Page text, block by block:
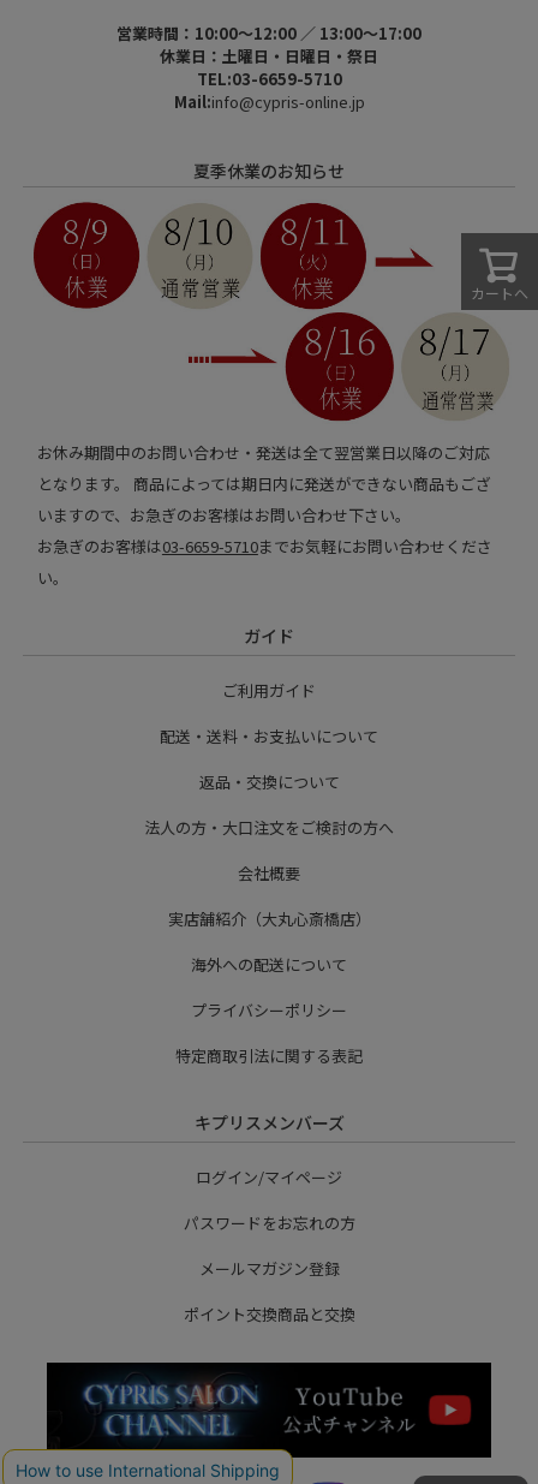
カートへ
営業時間：10:00～12:00 ／ 13:00～17:00
休業日：土曜日・日曜日・祭日
TEL:03-6659-5710
Mail:info@cypris-online.jp
夏季休業のお知らせ
お休み期間中のお問い合わせ・発送は全て翌営業日以降のご対応
となります。 商品によっては期日内に発送ができない商品もござ
いますので、お急ぎのお客様はお問い合わせ下さい。
お急ぎのお客様は03-6659-5710までお気軽にお問い合わせくださ
い。
ガイド
ご利用ガイド
配送・送料・お支払いについて
返品・交換について
法人の方・大口注文をご検討の方へ
会社概要
実店舗紹介（大丸心斎橋店）
海外への配送について
プライバシーポリシー
特定商取引法に関する表記
キプリスメンバーズ
ログイン/マイページ
パスワードをお忘れの方
メールマガジン登録
ポイント交換商品と交換